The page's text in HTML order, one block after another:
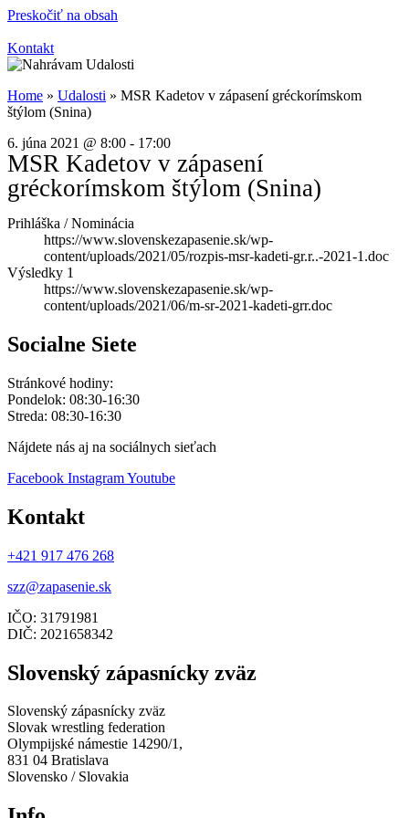
Preskočiť na obsah
Kontakt
Home » Udalosti » MSR Kadetov v zápasení gréckorímskom
štýlom (Snina)
6. júna 2021 @ 8:00 - 17:00
MSR Kadetov v zápasení
gréckorímskom štýlom (Snina)
Prihláška / Nominácia
https://www.slovenskezapasenie.sk/wp-
content/uploads/2021/05/rozpis-msr-kadeti-gr.r..-2021-1.doc
Výsledky 1
https://www.slovenskezapasenie.sk/wp-
content/uploads/2021/06/m-sr-2021-kadeti-grr.doc
Socialne Siete
Stránkové hodiny:
Pondelok: 08:30-16:30
Streda: 08:30-16:30
Nájdete nás aj na sociálnych sieťach
Facebook InstagramYoutube
Kontakt
+421 917 476 268
szz@zapasenie.sk
IČO: 31791981
DIČ: 2021658342
Slovenský zápasnícky zväz
Slovenský zápasnícky zväz
Slovak wrestling federation
Olympijské námestie 14290/1,
831 04 Bratislava
Slovensko / Slovakia